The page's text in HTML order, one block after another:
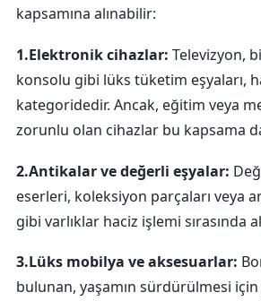
kapsamına alınabilir:
1.Elektronik cihazlar: Televizyon,
konsolu gibi lüks tüketim eşyaları,
kategoridedir. Ancak, eğitim veya
zorunlu olan cihazlar bu kapsama
2.Antikalar ve değerli eşyalar:
eserleri, koleksiyon parçaları veya
gibi varlıklar haciz işlemi sırasında
3.Lüks mobilya ve aksesuarlar:
bulunan, yaşamın sürdürülmesi